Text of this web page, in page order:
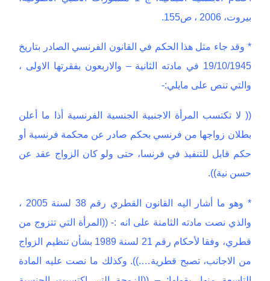
بيروت، 2006 ، ص155.
* وقد جاء مثل هذا الحكم في القانون الفرنسي الصادر بتاريخ
19/10/1945 في مادته الثانية – والاربعون بفقرتها الاولى ،
والتي تنص على مايلي:-
(( لا تكتسب المرأة الاجنبية الجنسية الفرنسية أذا ما أعلن
بطلان زواجها من فرنسي بحكم صادر عن محكمة فرنسية أو
حكم قابل للتنفيذ في فرنسا، حتى ولو كان الزواج عقد عن
حسن نية)).
* وهو ما أشار اليه القانون القطري رقم 38 لسنة 2005 ،
والذي نصت مادته الثامنة على انه :- ((المرأة التي تتزوج من
قطري، وفقا لأحكام رقم 21 لسنة 1989 بشأن تنظيم الزواج
من الاجانب، تصبح قطرية….)). وكذلك ما نصت عليه المادة